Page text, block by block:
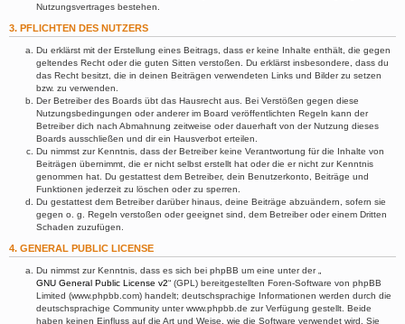
Nutzungsvertrages bestehen.
3. PFLICHTEN DES NUTZERS
Du erklärst mit der Erstellung eines Beitrags, dass er keine Inhalte enthält, die gegen
geltendes Recht oder die guten Sitten verstoßen. Du erklärst insbesondere, dass du
das Recht besitzt, die in deinen Beiträgen verwendeten Links und Bilder zu setzen
bzw. zu verwenden.
Der Betreiber des Boards übt das Hausrecht aus. Bei Verstößen gegen diese
Nutzungsbedingungen oder anderer im Board veröffentlichten Regeln kann der
Betreiber dich nach Abmahnung zeitweise oder dauerhaft von der Nutzung dieses
Boards ausschließen und dir ein Hausverbot erteilen.
Du nimmst zur Kenntnis, dass der Betreiber keine Verantwortung für die Inhalte von
Beiträgen übernimmt, die er nicht selbst erstellt hat oder die er nicht zur Kenntnis
genommen hat. Du gestattest dem Betreiber, dein Benutzerkonto, Beiträge und
Funktionen jederzeit zu löschen oder zu sperren.
Du gestattest dem Betreiber darüber hinaus, deine Beiträge abzuändern, sofern sie
gegen o. g. Regeln verstoßen oder geeignet sind, dem Betreiber oder einem Dritten
Schaden zuzufügen.
4. GENERAL PUBLIC LICENSE
Du nimmst zur Kenntnis, dass es sich bei phpBB um eine unter der „
GNU General Public License v2“ (GPL) bereitgestellten Foren-Software von phpBB
Limited (www.phpbb.com) handelt; deutschsprachige Informationen werden durch die
deutschsprachige Community unter www.phpbb.de zur Verfügung gestellt. Beide
haben keinen Einfluss auf die Art und Weise, wie die Software verwendet wird. Sie